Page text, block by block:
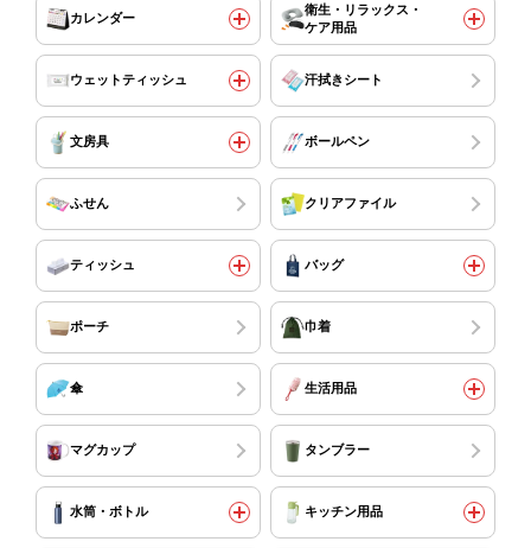
カレンダー
衛生・リラックス・
ケア用品
ウェットティッシュ 汗拭きシート
文房具 ボールペン
ふせん クリアファイル
ティッシュ バッグ
ポーチ 巾着
傘 生活用品
マグカップ タンブラー
水筒・ボトル キッチン用品